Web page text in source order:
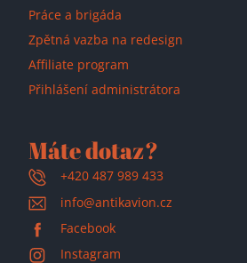
Práce a brigáda
Zpětná vazba na redesign
Affiliate program
Přihlášení administrátora
Máte dotaz?
+420 487 989 433
info@antikavion.cz
Facebook
Instagram